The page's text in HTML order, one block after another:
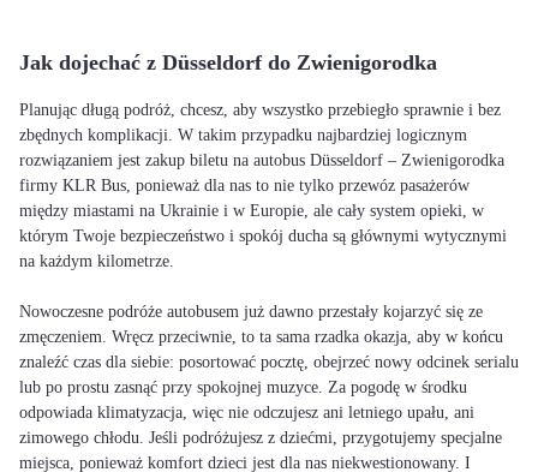
Jak dojechać z Düsseldorf do Zwienigorodka
Planując długą podróż, chcesz, aby wszystko przebiegło sprawnie i bez
zbędnych komplikacji. W takim przypadku najbardziej logicznym
rozwiązaniem jest zakup biletu na autobus Düsseldorf – Zwienigorodka
firmy KLR Bus, ponieważ dla nas to nie tylko przewóz pasażerów
między miastami na Ukrainie i w Europie, ale cały system opieki, w
którym Twoje bezpieczeństwo i spokój ducha są głównymi wytycznymi
na każdym kilometrze.
Nowoczesne podróże autobusem już dawno przestały kojarzyć się ze
zmęczeniem. Wręcz przeciwnie, to ta sama rzadka okazja, aby w końcu
znaleźć czas dla siebie: posortować pocztę, obejrzeć nowy odcinek serialu
lub po prostu zasnąć przy spokojnej muzyce. Za pogodę w środku
odpowiada klimatyzacja, więc nie odczujesz ani letniego upału, ani
zimowego chłodu. Jeśli podróżujesz z dziećmi, przygotujemy specjalne
miejsca, ponieważ komfort dzieci jest dla nas niekwestionowany. I